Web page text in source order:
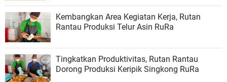
Kembangkan Area Kegiatan Kerja, Rutan
Rantau Produksi Telur Asin RuRa
Tingkatkan Produktivitas, Rutan Rantau
Dorong Produksi Keripik Singkong RuRa